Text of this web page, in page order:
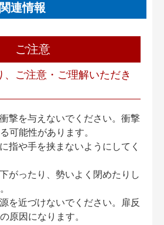
連情報
ご注意
、ご注意・ご理解いただき
撃を与えないでください。衝撃
可能性があります。
指や手を挟まないようにしてく
がったり、勢いよく閉めたりし
を近づけないでください。扉反
原因になります。